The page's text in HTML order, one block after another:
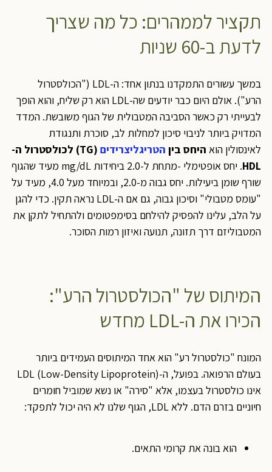
תקציר לממהרים: כל מה שצריך
לדעת ב-60 שניות
במשך עשורים התמקדנו בנתון אחד: ה-LDL ("הכולסטרול
הרע"). אולם היום כבר יודעים שה-LDL הוא רק שליח, והוא הופך
לבעייתי רק כאשר הסביבה המטבולית של הגוף משובשת. המדד
המדויק ביותר לניבוי סיכון למחלות לב, סוכרת ותנגודת
לאינסולין הואהיחס ביןהטריגליצרידים
(TG) לכולסטרול ה-
HDL
. יחס אופטימלי -מתחת ל-2.0 ביחידות mg/dL מעיד שהגוף
שורף שומן ביעילות. יחס גבוה מ-2.0, ובמיוחד מעל 4.0, מעיד על
"עומס מטבולי" וסיכון גבוה, גם אם ה-LDL נראה תקין. כדי להגן
על הלב, עלינו להפסיק להילחם בסימפטומים ולהתחיל לתקן את
המטבוליזם דרך תזונה, תנועה ואיזון רמות הסוכר.
המיתוס של "הכולסטרול הרע":
הכירו את ה-LDL מחדש
המונח "כולסטרול רע" הוא אחד המיתוסים העמידים ביותר
בעולם הרפואה. בפועל, ה-LDL (Low-Density Lipoprotein)
אינו כולסטרול בעצמו, אלא "סירה" או נשא שמוביל חומרים
חיוניים בזרם הדם. ללא LDL, הגוף שלנו לא היה יכול לתפקד:
הוא בונה את קרומי התאים.